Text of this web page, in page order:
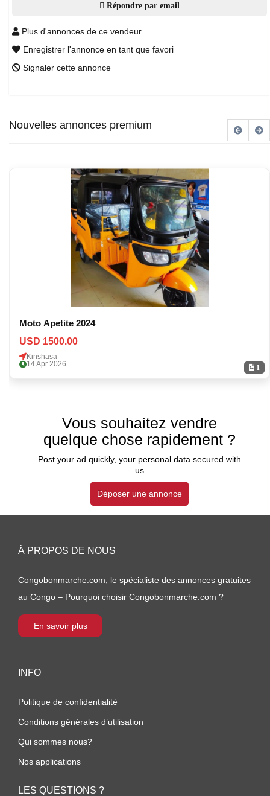
Répondre par email
Plus d'annonces de ce vendeur
Enregistrer l'annonce en tant que favori
Signaler cette annonce
Nouvelles annonces premium
1
Moto Apetite 2024
USD 1500.00
Kinshasa
14 Apr 2026
Vous souhaitez vendre
quelque chose rapidement ?
Post your ad quickly, your personal data secured with
us
Déposer une annonce
À PROPOS DE NOUS
Congobonmarche.com, le spécialiste des annonces gratuites
au Congo – Pourquoi choisir Congobonmarche.com ?
En savoir plus
INFO
Politique de confidentialité
Conditions générales d’utilisation
Qui sommes nous?
Nos applications
LES QUESTIONS ?